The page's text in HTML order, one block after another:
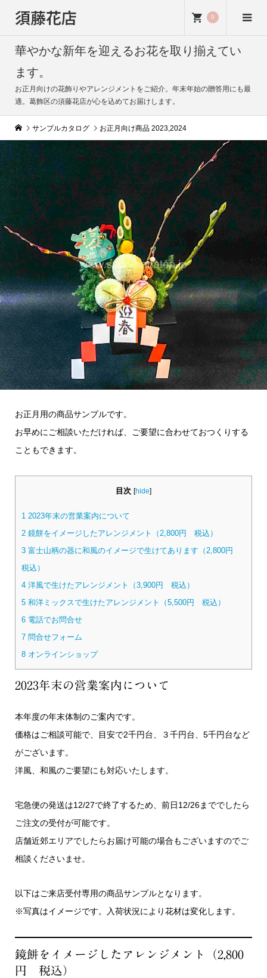
須藤花店 0
華やかな新年を迎えるお花を取り揃えてい
ます。
お正月向けの花飾りやアレンジメントをご紹介。年末年始の贈答用にも最
適。葛飾区の須藤花店が心を込めてお届けします。
サンプルカタログ お正月向け商品 2023,2024
お正月用の商品サンプルです。
お早めにご相談いただければ、ご要望に合わせておつくりする
こともできます。
目次 [hide]
1 2023年末の営業案内について
2鏡餅をイメージしたアレンジメント（2,800円 税込）
3富士山柄の器に和風のイメージで生けてあります（2,800円
税込）
4洋風で生けたアレンジメント（3,900円 税込）
5和洋ミックスで生けたアレンジメント（5,500円 税込）
6電話でお問合せ
7問合せフォーム
8オンラインショップ
2023年末の営業案内について
本年度の年末体制のご案内です。
価格はご相談可能で、目安で2千円台、３千円台、5千円台など
がございます。
洋風、和風のご要望にも対応いたします。
宅急便の発送は12/27で終了するため、前日12/26まででしたら
ご注文の受付が可能です。
店舗近郊エリアでしたらお届け可能の場合もございますのでご
相談くださいませ。
以下はご来店受付専用の商品サンプルとなります。
※写真はイメージです。入荷状況により花材は変化します。
鏡餅をイメージしたアレンジメント（2,800
円 税込）